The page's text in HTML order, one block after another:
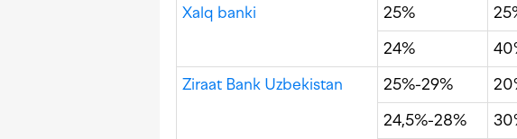
Xalq banki
25%
24%
Ziraat Bank Uzbekistan
25%-29%
24,5%-28%